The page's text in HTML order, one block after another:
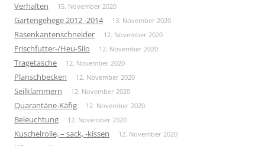
Verhalten 15. November 2020
Gartengehege 2012 -2014 13. November 2020
Rasenkantenschneider 12. November 2020
Frischfutter-/Heu-Silo 12. November 2020
Tragetasche 12. November 2020
Planschbecken 12. November 2020
Seilklammern 12. November 2020
Quarantäne-Käfig 12. November 2020
Beleuchtung 12. November 2020
Kuschelrolle, – sack, -kissen 12. November 2020